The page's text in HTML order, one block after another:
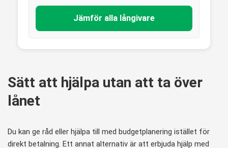
Jämför alla långivare
Sätt att hjälpa utan att ta över
lånet
Du kan ge råd eller hjälpa till med budgetplanering istället för
direkt betalning. Ett annat alternativ är att erbjuda hjälp med